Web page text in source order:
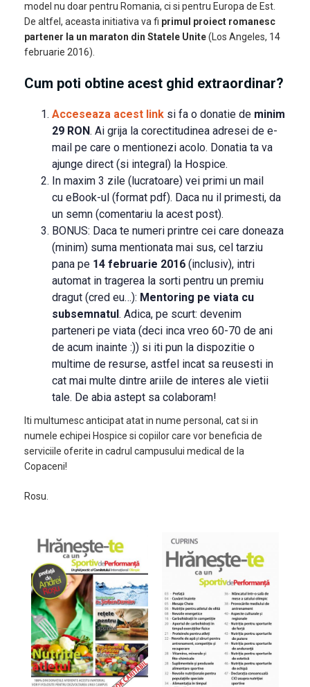
model nu doar pentru Romania, ci si pentru Europa de Est.
De altfel, aceasta initiativa va fi primul proiect romanesc
partener la un maraton din Statele Unite(Los Angeles, 14
februarie 2016).
Cum poti obtine acest ghid extraordinar?
Acceseaza acest link si fa o donatie de minim
29 RON. Ai grija la corectitudinea adresei de e-
mail pe care o mentionezi acolo. Donatia ta va
ajunge direct (si integral) la Hospice.
In maxim 3 zile (lucratoare) vei primi un mail
cu eBook-ul (format pdf). Daca nu il primesti, da
un semn (comentariu la acest post).
BONUS: Daca te numeri printre cei care doneaza
(minim) suma mentionata mai sus, cel tarziu
pana pe 14 februarie 2016 (inclusiv), intri
automat in tragerea la sorti pentru un premiu
dragut (cred eu…): Mentoring pe viata cu
subsemnatul. Adica, pe scurt: devenim
parteneri pe viata (deci inca vreo 60-70 de ani
de acum inainte :)) si iti pun la dispozitie o
multime de resurse, astfel incat sa reusesti in
cat mai multe dintre ariile de interes ale vietii
tale. De abia astept sa colaboram!
Iti multumesc anticipat atat in nume personal, cat si in
numele echipei Hospice si copiilor care vor beneficia de
serviciile oferite in cadrul campusului medical de la
Copaceni!
Rosu.